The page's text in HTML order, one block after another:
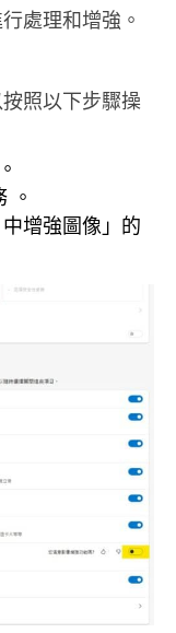
處理和增強。
照以下步驟操
。
增強圖像」的